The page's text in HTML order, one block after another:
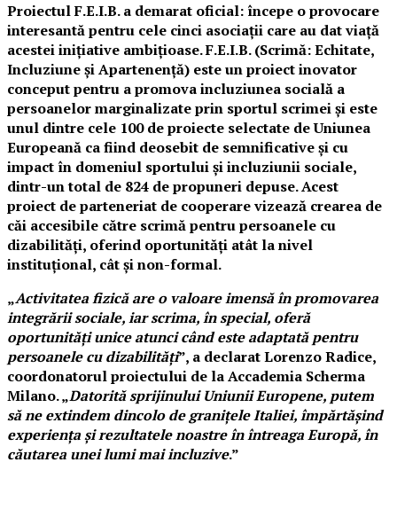
Proiectul F.E.I.B. a demarat oficial: începe o provocare
interesantă pentru cele cinci asociații care au dat viață
acestei inițiative ambițioase. F.E.I.B. (Scrimă: Echitate,
Incluziune și Apartenență) este un proiect inovator
conceput pentru a promova incluziunea socială a
persoanelor marginalizate prin sportul scrimei și este
unul dintre cele 100 de proiecte selectate de Uniunea
Europeană ca fiind deosebit de semnificative și cu
impact în domeniul sportului și incluziunii sociale,
dintr-un total de 824 de propuneri depuse. Acest
proiect de parteneriat de cooperare vizează crearea de
căi accesibile către scrimă pentru persoanele cu
dizabilități, oferind oportunități atât la nivel
instituțional, cât și non-formal.
„Activitatea fizică are o valoare imensă în promovarea
integrării sociale, iar scrima, în special, oferă
oportunități unice atunci când este adaptată pentru
persoanele cu dizabilități”, a declarat Lorenzo Radice,
coordonatorul proiectului de la Accademia Scherma
Milano. „Datorită sprijinului Uniunii Europene, putem
să ne extindem dincolo de granițele Italiei, împărtășind
experiența și rezultatele noastre în întreaga Europă, în
căutarea unei lumi mai incluzive.”